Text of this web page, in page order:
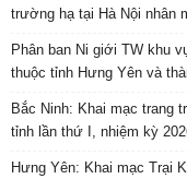
trường hạ tại Hà Nội nhân
Phân ban Ni giới TW khu
thuộc tỉnh Hưng Yên và
Bắc Ninh: Khai mạc trang
tỉnh lần thứ I, nhiệm kỳ
Hưng Yên: Khai mạc Trại